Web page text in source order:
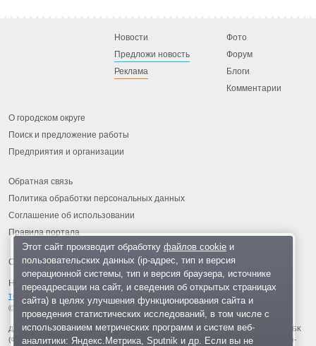
Новости
Предложи новость
Реклама
Фото
Форум
Блоги
Комментарии
О городском округе
Поиск и предложение работы
Предприятия и организации
Обратная связь
Политика обработки персональных данных
Соглашение об использовании
Правила портала
На информационном ресурсе применяются рекомендательные
технологии
© 2013-2026 «ОИНФО»,
сделано в Одинцово
Для читателей: В России признаны экстремистскими и запрещены организации ФБК
(Фонд борьбы с коррупцией, признан иноагентом), Штабы Навального, «Национал-
Этот сайт производит обработку файлов cookieи
пользовательских данных (ip-адрес, тип и версия
операционной системы, тип и версия браузера, источнике
переадресации на сайт, и сведения об открытых страницах
сайта) в целях улучшения функционирования сайта и
проведения статистических исследований, в том числе с
использованием метрических программ и систем веб-
аналитики: Яндекс.Метрика, Sputnik и др. Если вы не